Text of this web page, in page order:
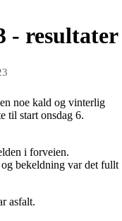
- resultater
noe kald og vinterlig
til start onsdag 6.
i forveien.
bekeldning var det fullt
asfalt.